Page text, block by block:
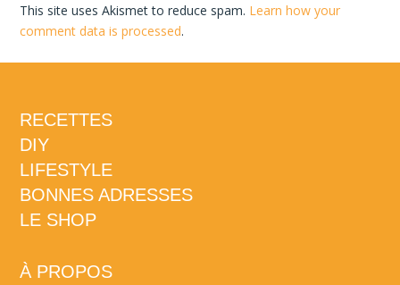
This site uses Akismet to reduce spam. Learn how your
comment data is processed.
RECETTES
DIY
LIFESTYLE
BONNES ADRESSES
LE SHOP
À PROPOS